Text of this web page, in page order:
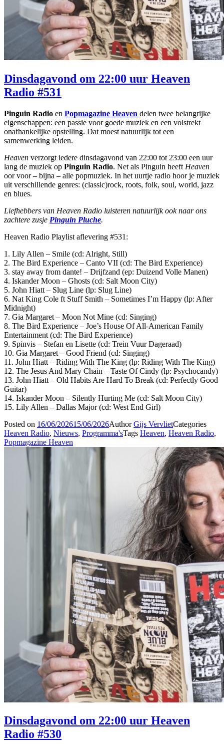
Dinsdagavond om 22:00 uur Heaven
Radio #531
Pinguin Radio en Popmagazine Heaven delen twee belangrijke
eigenschappen: een passie voor goede muziek en een volstrekt
onafhankelijke opstelling. Dat moest natuurlijk tot een
samenwerking leiden.
Heaven verzorgt iedere dinsdagavond van 22:00 tot 23:00 een uur
lang de muziek op Pinguin Radio. Net als Pinguin heeft Heaven
oor voor – bijna – alle popmuziek. In het uurtje radio hoor je muziek
uit verschillende genres: (classic)rock, roots, folk, soul, world, jazz
en blues.
Liefhebbers van Heaven Radio luisteren natuurlijk ook naar ons
zachtere zusje Pinguin Pluche.
Heaven Radio Playlist aflevering #531:
1. Lily Allen – Smile (cd: Alright, Still)
2. The Bird Experience – Canto VII (cd: The Bird Experience)
3. stay away from dante! – Drijfzand (ep: Duizend Volle Manen)
4. Iskander Moon – Ghosts (cd: Salt Moon City)
5. John Hiatt – Slug Line (lp: Slug Line)
6. Nat King Cole ft Stuff Smith – Sometimes I’m Happy (lp: After
Midnight)
7. Gia Margaret – Moon Not Mine (cd: Singing)
8. The Bird Experience – Joe’s House Of All-American Family
Entertainment (cd: The Bird Experience)
9. Spinvis – Stefan en Lisette (cd: Trein Vuur Dageraad)
10. Gia Margaret – Good Friend (cd: Singing)
11. John Hiatt – Riding With The King (lp: Riding With The King)
12. The Jesus And Mary Chain – Taste Of Cindy (lp: Psychocandy)
13. John Hiatt – Old Habits Are Hard To Break (cd: Perfectly Good
Guitar)
14. Iskander Moon – Silently Hurting Me (cd: Salt Moon City)
15. Lily Allen – Dallas Major (cd: West End Girl)
Posted on 16/06/202615/06/2026AuthorGijs VervlietCategories
Heaven Radio, Nieuws, Programma'sTags Heaven, Heaven Radio,
Popmagazine Heaven
Dinsdagavond om 22:00 uur Heaven
Radio #530